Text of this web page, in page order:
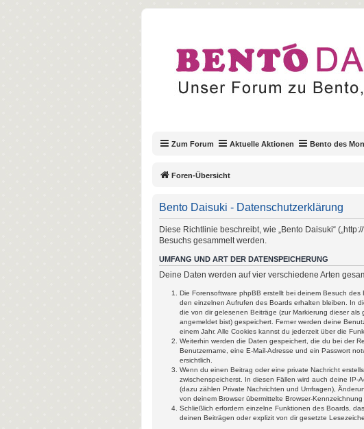
Zum Forum Aktuelle Aktionen Bento des
Foren-Übersicht
Bento Daisuki - Datenschutzerklärung
Diese Richtlinie beschreibt, wie „Bento Daisuki“
Besuchs gesammelt werden.
UMFANG UND ART DER DATENSPEICHERUNG
Deine Daten werden auf vier verschiedene Arten
Die Forensoftware phpBB erstellt bei deinem Besuch
den einzelnen Aufrufen des Boards erhalten bleiben. In
die von dir gelesenen Beiträge (zur Markierung dieser
angemeldet bist) gespeichert. Ferner werden deine
einem Jahr. Alle Cookies kannst du jederzeit über die
Weiterhin werden die Daten gespeichert, die du bei der
Benutzername, eine E-Mail-Adresse und ein Passwort
ersichtlich.
Wenn du einen Beitrag oder eine private Nachricht
zwischenspeicherst. In diesen Fällen wird auch deine
(dazu zählen Private Nachrichten und Umfragen),
von deinem Browser übermittelte Browser-
Schließlich erfordern einzelne Funktionen des Boards,
deinen Beiträgen oder explizit von dir gesetzte